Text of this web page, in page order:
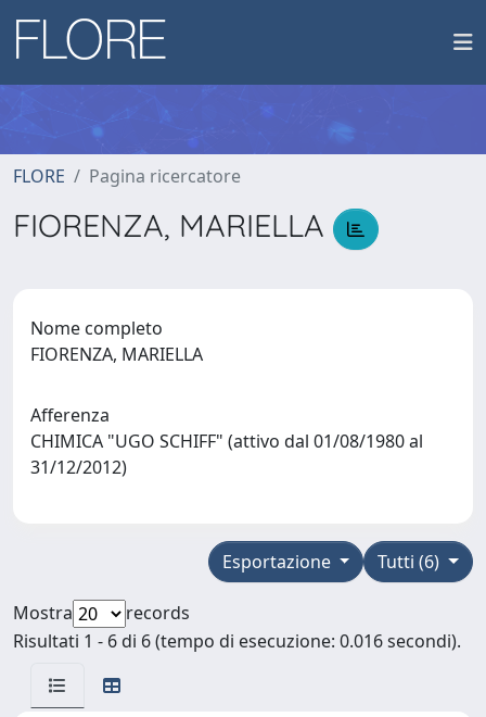
FLORE Pagina ricercatore
FIORENZA, MARIELLA
Nome completo
FIORENZA, MARIELLA
Afferenza
CHIMICA "UGO SCHIFF" (attivo dal 01/08/1980 al
31/12/2012)
Tutti (6)
Esportazione
Mostra
records
Risultati 1 - 6 di 6 (tempo di esecuzione: 0.016 secondi).